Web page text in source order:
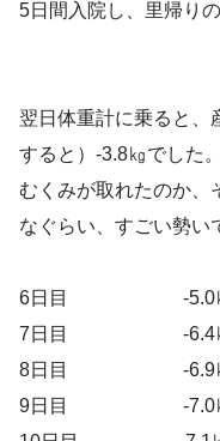
5日間入院し、里帰り
翌日体重計に乗ると、
すると）-3.8㎏でした。
むくみが取れたのか、
なぐらい、すごい勢い
6日目 -5.0
7日目 -6.4
8日目 -6.9
9日目 -7.0